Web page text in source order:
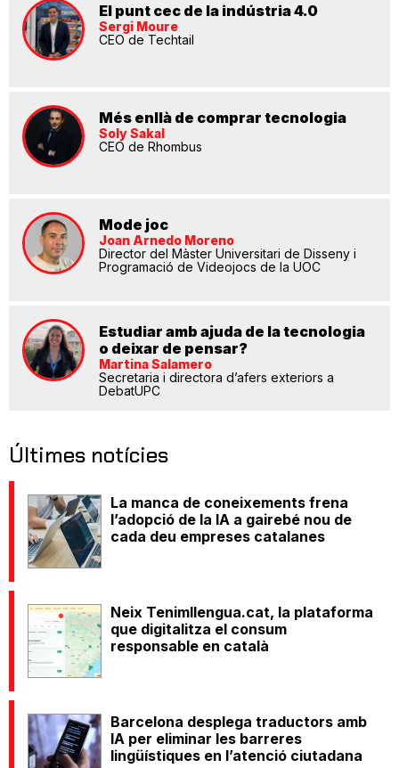
El punt cec de la indústria 4.0
Sergi Moure
CEO de Techtail
Més enllà de comprar tecnologia
Soly Sakal
CEO de Rhombus
Mode joc
Joan Arnedo Moreno
Director del Màster Universitari de Disseny i
Programació de Videojocs de la UOC
Estudiar amb ajuda de la tecnologia
o deixar de pensar?
Martina Salamero
Secretaria i directora d’afers exteriors a
DebatUPC
Últimes notícies
La manca de coneixements frena
l’adopció de la IA a gairebé nou de
cada deu empreses catalanes
Neix Tenimllengua.cat, la plataforma
que digitalitza el consum
responsable en català
Barcelona desplega traductors amb
IA per eliminar les barreres
lingüístiques en l’atenció ciutadana